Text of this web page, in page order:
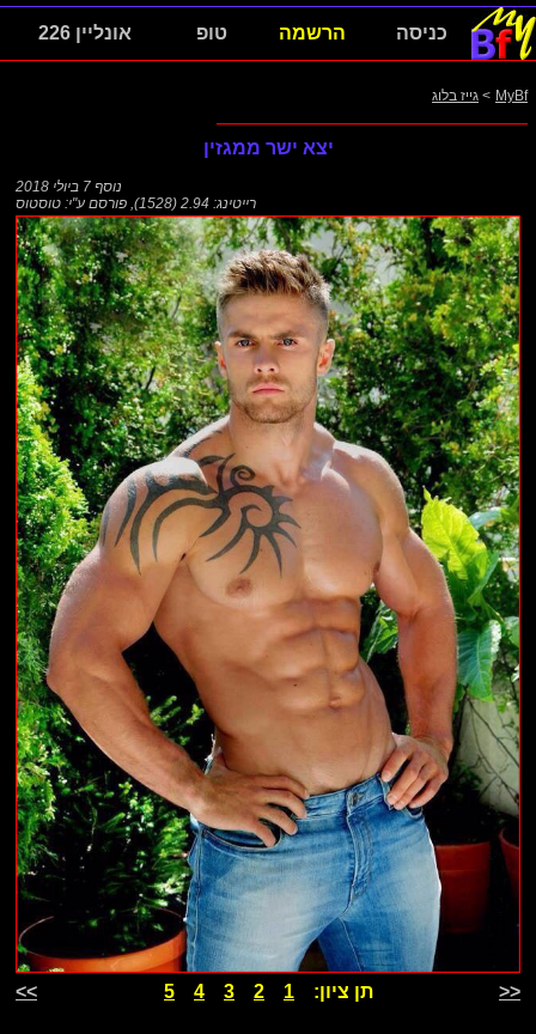
כניסה הרשמה טופ אונליין 226
MyBf
> גייז בלוג
יצא ישר ממגזין
נוסף 7 ביולי 2018
רייטינג: 2.94 (1528)
, פורסם ע"י: טוסטוס
<< תן ציון: 1
2
3
4
5
>>